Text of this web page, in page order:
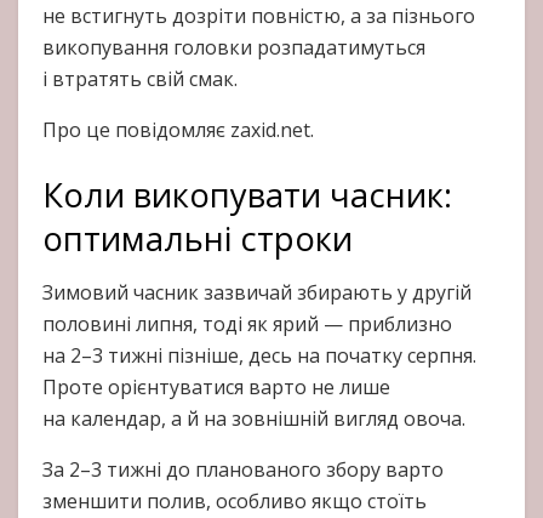
не встигнуть дозріти повністю, а за пізнього
викопування головки розпадатимуться
і втратять свій смак.
Про це повідомляє zaxid.net.
Коли викопувати часник:
оптимальні строки
Зимовий часник зазвичай збирають у другій
половині липня, тоді як ярий — приблизно
на 2–3 тижні пізніше, десь на початку серпня.
Проте орієнтуватися варто не лише
на календар, а й на зовнішній вигляд овоча.
За 2–3 тижні до планованого збору варто
зменшити полив, особливо якщо стоїть